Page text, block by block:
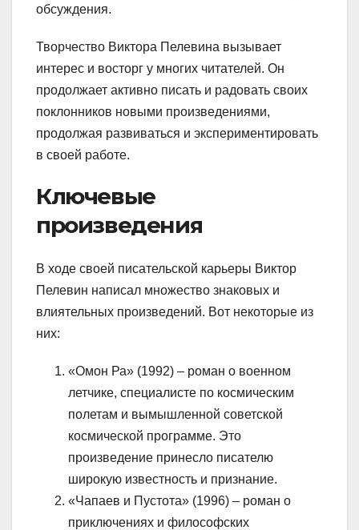
обсуждения.
Творчество Виктора Пелевина вызывает
интерес и восторг у многих читателей. Он
продолжает активно писать и радовать своих
поклонников новыми произведениями,
продолжая развиваться и экспериментировать
в своей работе.
Ключевые
произведения
В ходе своей писательской карьеры Виктор
Пелевин написал множество знаковых и
влиятельных произведений. Вот некоторые из
них:
«Омон Ра» (1992) – роман о военном
летчике, специалисте по космическим
полетам и вымышленной советской
космической программе. Это
произведение принесло писателю
широкую известность и признание.
«Чапаев и Пустота» (1996) – роман о
приключениях и философских